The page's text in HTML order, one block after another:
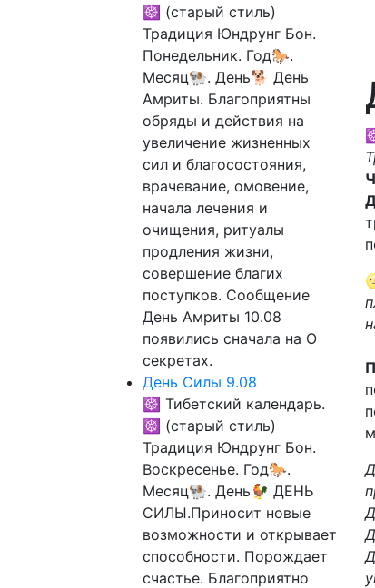
☸ (старый стиль)
Традиция Юндрунг Бон.
Понедельник. Год🐎.
Месяц🐏. День🐕 День
Амриты. Благоприятны
обряды и действия на
увеличение жизненных
сил и благосостояния,
врачевание, омовение,
начала лечения и
очищения, ритуалы
продления жизни,
совершение благих
поступков. Сообщение
День Амриты 10.08
появились сначала на О
секретах.
День Силы 9.08
☸ Тибетский календарь.
☸ (старый стиль)
Традиция Юндрунг Бон.
Воскресенье. Год🐎.
Месяц🐏. День🐓 ДЕНЬ
СИЛЫ.Приносит новые
возможности и открывает
способности. Порождает
счастье. Благоприятно